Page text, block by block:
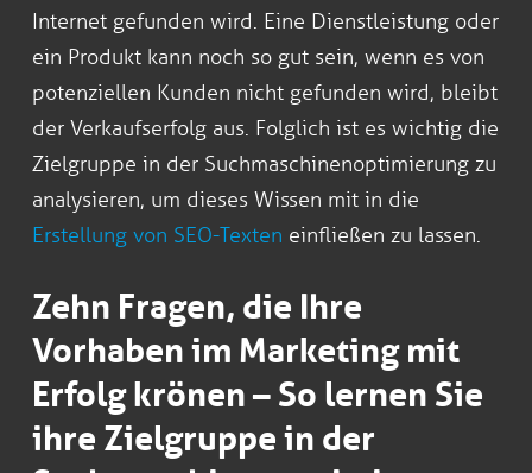
Internet gefunden wird. Eine Dienstleistung oder
ein Produkt kann noch so gut sein, wenn es von
potenziellen Kunden nicht gefunden wird, bleibt
der Verkaufserfolg aus. Folglich ist es wichtig die
Zielgruppe in der Suchmaschinenoptimierung zu
analysieren, um dieses Wissen mit in die
Erstellung von SEO-Texten einfließen zu lassen.
Zehn Fragen, die Ihre
Vorhaben im Marketing mit
Erfolg krönen – So lernen Sie
ihre Zielgruppe in der